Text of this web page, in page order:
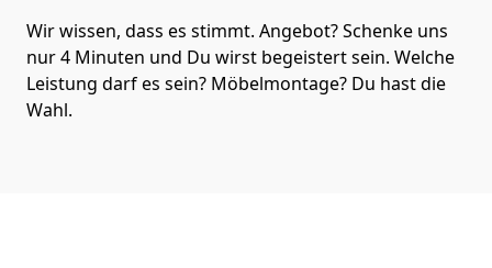
Wir wissen, dass es stimmt. Angebot? Schenke uns
nur 4 Minuten und Du wirst begeistert sein. Welche
Leistung darf es sein? Möbelmontage? Du hast die
Wahl.